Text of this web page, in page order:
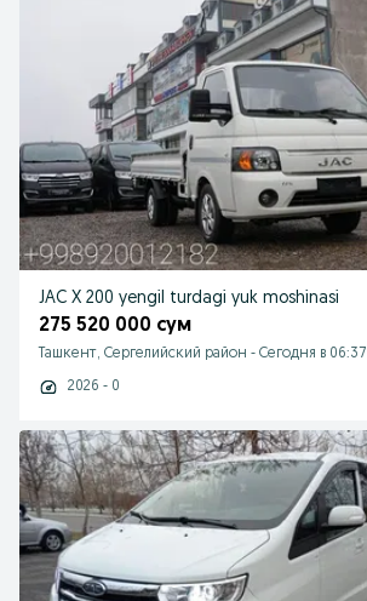
JAC X 200 yengil turdagi yuk moshinasi
275 520 000 сум
Ташкент, Сергелийский район - Сегодня в 06:37
2026 - 0